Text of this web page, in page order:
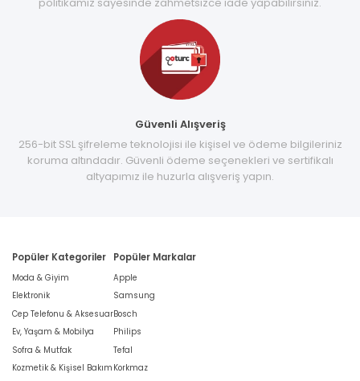
Güvenli Alışveriş
256-bit SSL şifreleme teknolojisi ile kişisel ve ödeme bilgileriniz
koruma altındadır. Güvenli ödeme seçenekleri ve sertifikalı
altyapımız ile huzurla alışveriş yapın.
Popüler Kategoriler
Moda & Giyim
Elektronik
Cep Telefonu & Aksesuar
Ev, Yaşam & Mobilya
Sofra & Mutfak
Kozmetik & Kişisel Bakım
Popüler Markalar
Apple
Samsung
Bosch
Philips
Tefal
Korkmaz